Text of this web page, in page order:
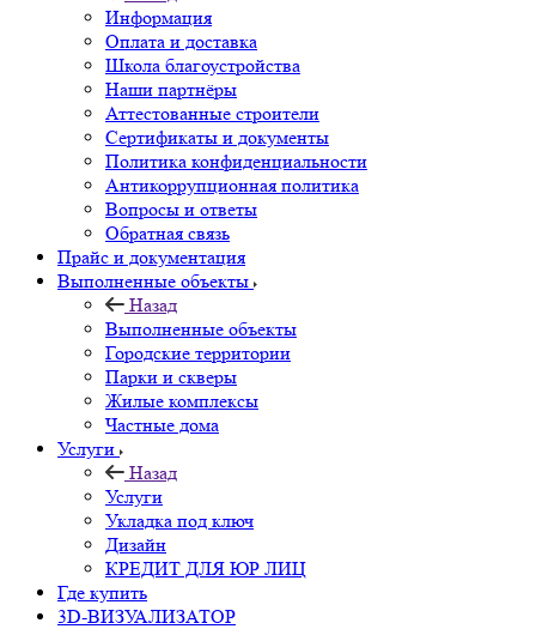
Информация
Оплата и доставка
Школа благоустройства
Наши партнёры
Аттестованные строители
Сертификаты и документы
Политика конфиденциальности
Антикоррупционная политика
Вопросы и ответы
Обратная связь
Прайс и документация
Выполненные объекты
Назад
Выполненные объекты
Городские территории
Парки и скверы
Жилые комплексы
Частные дома
Услуги
Назад
Услуги
Укладка под ключ
Дизайн
КРЕДИТ ДЛЯ ЮР ЛИЦ
Где купить
3D-ВИЗУАЛИЗАТОР